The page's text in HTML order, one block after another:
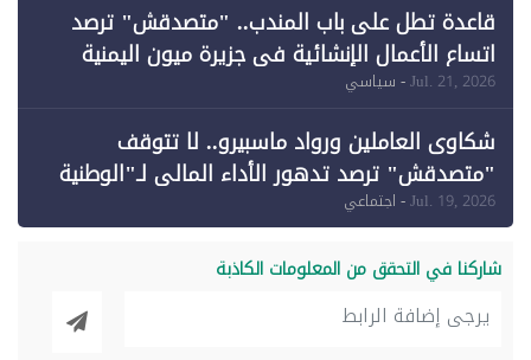
قاعدة تطل على باب المندب.. "متصدقش" ترصد
اتساع الأعمال الإنشائية في جزيرة ميون اليمنية
Jul. 21, 2026- سياسي
شكاوى العاملين ورواد ماسبيرو.. لا تتوقف
"متصدقش" ترصد تدهور الأداء المالي لـ"الوطنية
للإعلام"
Jul. 19, 2026- اجتماعي
شاركنا في التحقق من المعلومات الكاذبة